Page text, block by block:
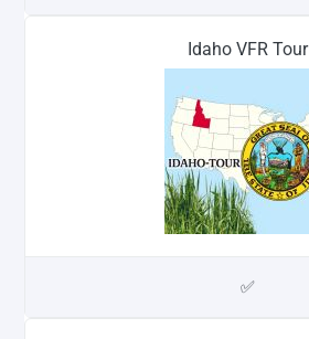
Idaho VFR Tour
✅